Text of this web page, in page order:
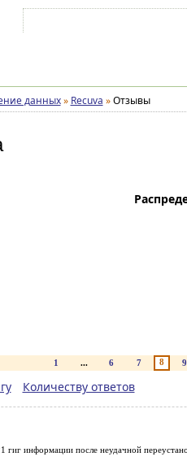
данных » Recuva » Отзывы
1 ... 6 7 8 9
Количеству ответов
гиг информации после неудачной